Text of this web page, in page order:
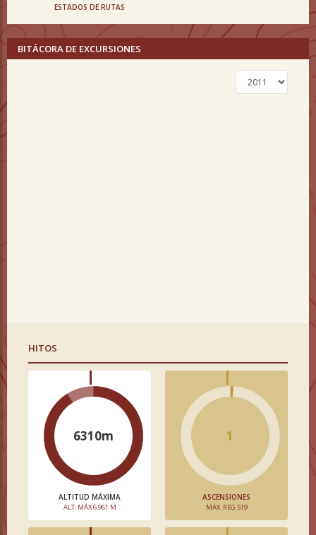
ESTADOS DE RUTAS
BITÁCORA DE EXCURSIONES
HITOS
6310m
ALTITUD MÁXIMA
ALT. MÁX 6.961 M
1
ASCENSIONES
MÁX. REG 519